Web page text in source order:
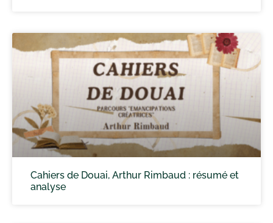
Cahiers de Douai, Arthur Rimbaud : résumé et
analyse